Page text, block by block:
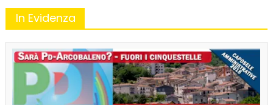
In Evidenza